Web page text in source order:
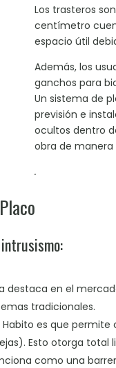
Los trasteros
centímetro
espacio útil
Además, los
ganchos para
Un sistema de
previsión e
ocultos dentro
obra de manera
.
destaca en el
tradicionales.
es que
Esto otorga total
como una